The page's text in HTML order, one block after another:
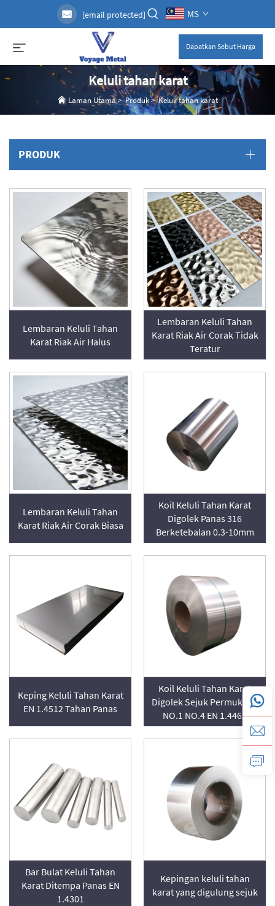
[email protected] MS
Dapatkan Sebut Harga
Keluli tahan karat
Laman Utama>Produk>Keluli tahan karat
PRODUK
Lembaran Keluli Tahan
Karat Riak Air Halus
Lembaran Keluli Tahan
Karat Riak Air Corak Tidak
Teratur
Lembaran Keluli Tahan
Karat Riak Air Corak Biasa
Koil Keluli Tahan Karat
Digolek Panas 316
Berketebalan 0.3-10mm
Keping Keluli Tahan Karat
EN 1.4512 Tahan Panas
Koil Keluli Tahan Karat
Digolek Sejuk Permukaan
NO.1 NO.4 EN 1.4462
Bar Bulat Keluli Tahan
Karat Ditempa Panas EN
1.4301
Kepingan keluli tahan
karat yang digulung sejuk